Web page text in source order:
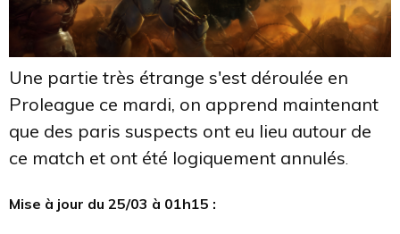
Une partie très étrange s'est déroulée en
Proleague ce mardi, on apprend maintenant
que des paris suspects ont eu lieu autour de
ce match et ont été logiquement annulés
Mise à jour du 25/03 à 01h15 :